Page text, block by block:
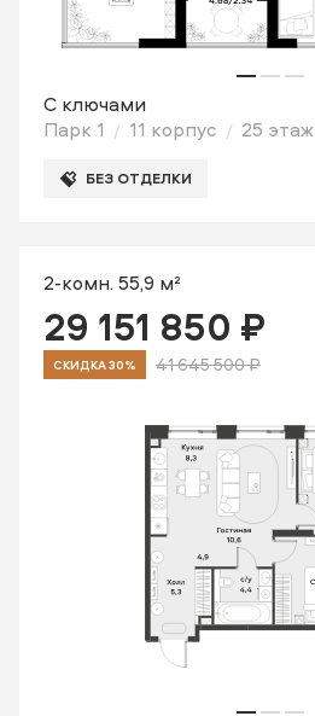
С ключами
Парк 1
11 корпус 25 этаж
БЕЗ ОТДЕЛКИ
2-комн. 55,9 м²
29 151 850 ₽
СКИДКА 30% 41 645 500 ₽